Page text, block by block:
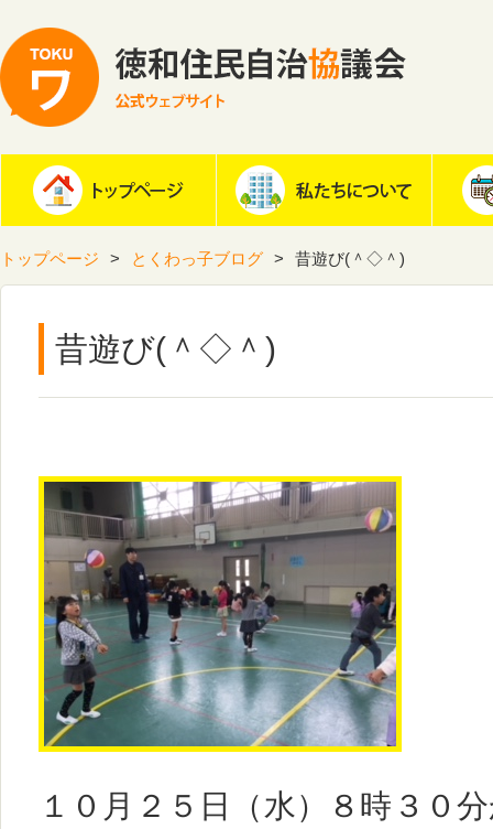
トップページ とくわっ子ブログ 昔遊び(＾◇＾)
昔遊び(＾◇＾)
１０月２５日（水）８時３０